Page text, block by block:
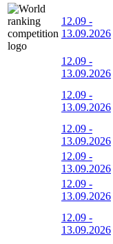
12.09 -
13.09.2026
12.09 -
13.09.2026
12.09 -
13.09.2026
12.09 -
13.09.2026
12.09 -
13.09.2026
12.09 -
13.09.2026
12.09 -
13.09.2026